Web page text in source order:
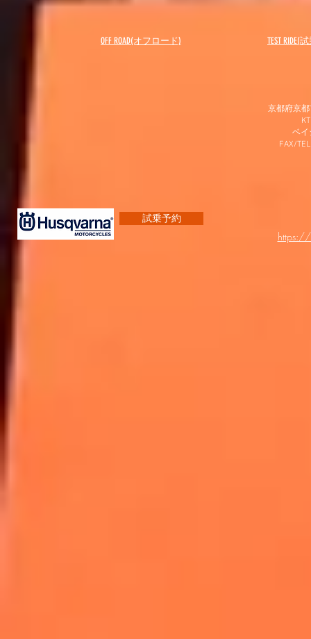
OFF ROAD(オフロード) ​TEST RIDE(
京都府京
ベイ
FAX/
試乗予約
https://